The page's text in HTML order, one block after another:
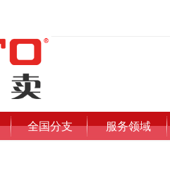
全国分支 服务领域